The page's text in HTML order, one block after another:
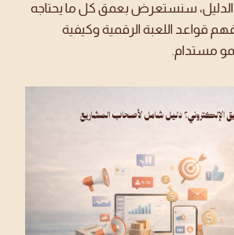
الدليل، سنستعرض بعمق كل ما يحتاجه
قواعد اللعبة الرقمية وكيفية
مستدام.